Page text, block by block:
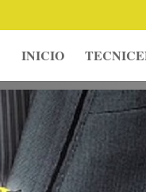
INICIO